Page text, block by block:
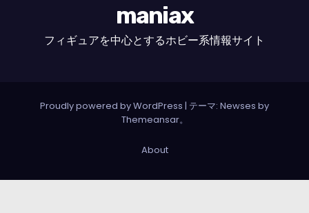
maniax
フィギュアを中心とするホビー系情報サイト
Proudly powered by WordPress | テーマ: Newses by
Themeansar。
About